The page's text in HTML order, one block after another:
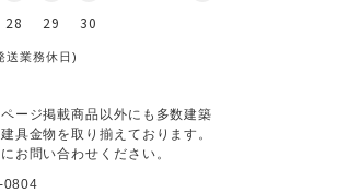
28 29 30
送業務休日)
ージ掲載商品以外にも多数建築
具金物を取り揃えております。
お問い合わせください。
0804